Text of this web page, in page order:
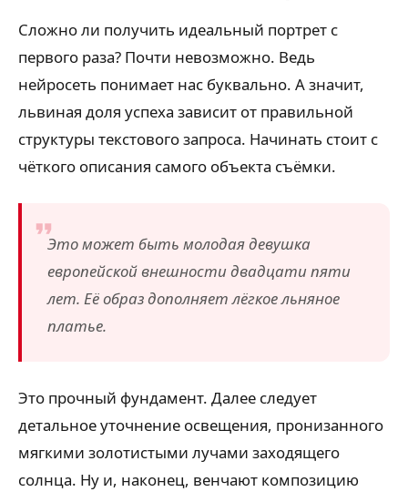
Сложно ли получить идеальный портрет с
первого раза? Почти невозможно. Ведь
нейросеть понимает нас буквально. А значит,
львиная доля успеха зависит от правильной
структуры текстового запроса. Начинать стоит с
чёткого описания самого объекта съёмки.
Это может быть молодая девушка
европейской внешности двадцати пяти
лет. Её образ дополняет лёгкое льняное
платье.
Это прочный фундамент. Далее следует
детальное уточнение освещения, пронизанного
мягкими золотистыми лучами заходящего
солнца. Ну и, наконец, венчают композицию